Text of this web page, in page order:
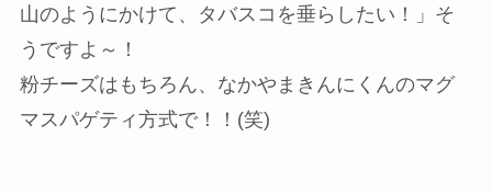
山のようにかけて、タバスコを垂らしたい！」そ
うですよ～！
粉チーズはもちろん、なかやまきんにくんのマグ
マスパゲティ方式で！！(笑)